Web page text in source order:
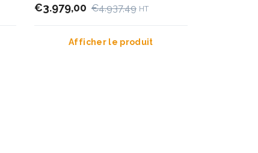
€3.979,00 €4.937,49 HT
Afficher le produit